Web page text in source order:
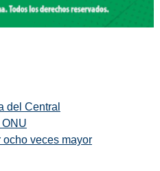
del Central
veces mayor